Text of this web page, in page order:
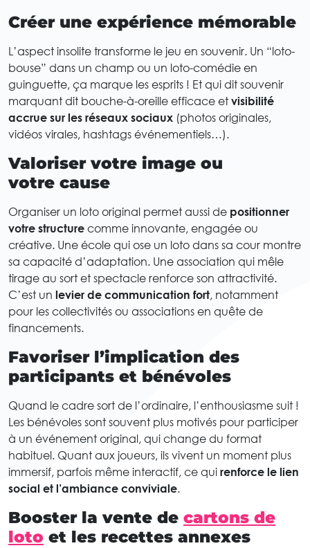
Créer une expérience mémorable
L’aspect insolite transforme le jeu en souvenir. Un “loto-
bouse” dans un champ ou un loto-comédie en
guinguette, ça marque les esprits ! Et qui dit souvenir
marquant dit bouche-à-oreille efficace et visibilité
accrue sur les réseaux sociaux (photos originales,
vidéos virales, hashtags événementiels…).
Valoriser votre image ou
votre cause
Organiser un loto original permet aussi de positionner
votre structure comme innovante, engagée ou
créative. Une école qui ose un loto dans sa cour montre
sa capacité d’adaptation. Une association qui mêle
tirage au sort et spectacle renforce son attractivité.
C’est un levier de communication fort, notamment
pour les collectivités ou associations en quête de
financements.
Favoriser l’implication des
participants et bénévoles
Quand le cadre sort de l’ordinaire, l’enthousiasme suit !
Les bénévoles sont souvent plus motivés pour participer
à un événement original, qui change du format
habituel. Quant aux joueurs, ils vivent un moment plus
immersif, parfois même interactif, ce qui renforce le lien
social et l’ambiance conviviale.
Booster la vente de cartons de
loto et les recettes annexes